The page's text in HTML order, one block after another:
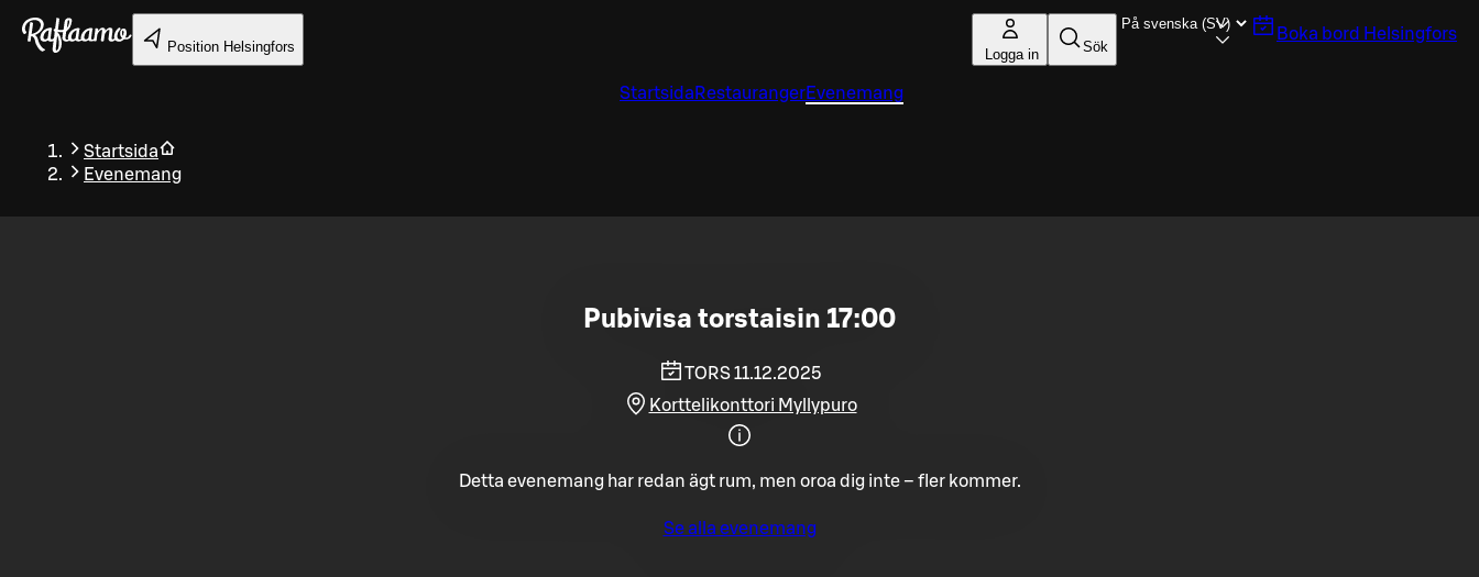
Gå till huvudinnehållet
Position Helsingfors Logga in Sök
Boka bord Helsingfors
Startsida RestaurangerEvenemang
Startsida
Evenemang
Tillbaka
Pubivisa torstaisin 17:00
TORS 11.12.2025
Korttelikonttori Myllypuro
Detta evenemang har redan ägt rum, men oroa dig inte – fler kommer.
Se alla evenemang